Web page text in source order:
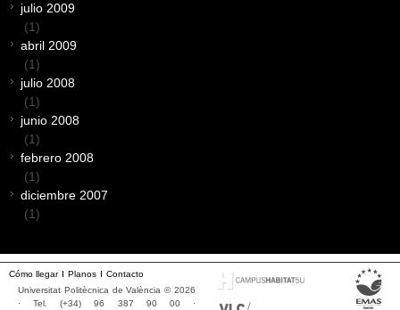
julio 2009
(1)
abril 2009
(1)
julio 2008
(1)
junio 2008
(1)
febrero 2008
(1)
diciembre 2007
(1)
Cómo llegar Planos
Contacto
Universitat Politècnica de València © 2026
· Tel. (+34) 96 387 90 00 ·